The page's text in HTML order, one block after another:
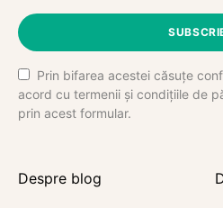
Prin bifarea acestei căsuțe
acord cu termenii și condițiile de
prin acest formular.
Despre blog